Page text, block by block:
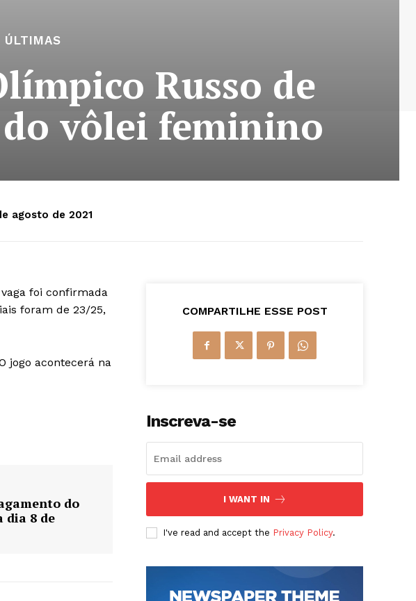
ÚLTIMAS
Russo de
vôlei feminino
agosto de 2021
foi confirmada
foram de 23/25,
jogo acontecerá na
do
dia 8 de
COMPARTILHE ESSE POST
Inscreva-se
I WANT IN
I've read and accept the Privacy Policy.